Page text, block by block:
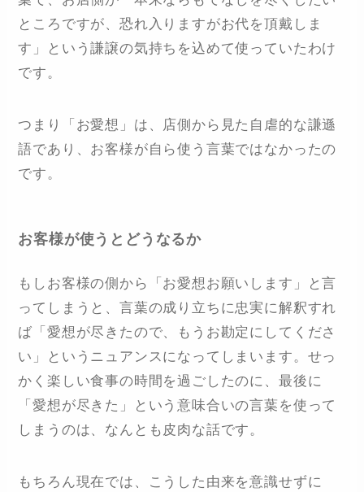
ところですが、恐れ入りますがお代を頂戴しま
す」という謙譲の気持ちを込めて使っていたわけ
です。
つまり「お愛想」は、店側から見た自虐的な謙遜
語であり、お客様が自ら使う言葉ではなかったの
です。
お客様が使うとどうなるか
もしお客様の側から「お愛想お願いします」と言
ってしまうと、言葉の成り立ちに忠実に解釈すれ
ば「愛想が尽きたので、もうお勘定にしてくださ
い」というニュアンスになってしまいます。せっ
かく楽しい食事の時間を過ごしたのに、最後に
「愛想が尽きた」という意味合いの言葉を使って
しまうのは、なんとも皮肉な話です。
もちろん現在では、こうした由来を意識せずに